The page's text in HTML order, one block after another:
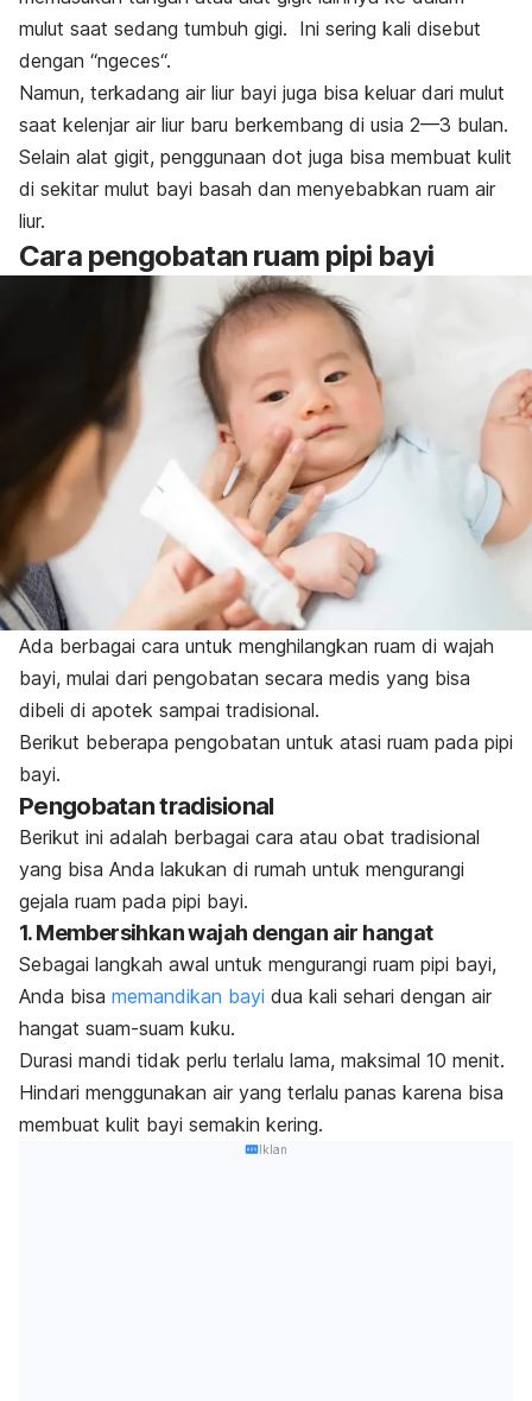
mulut saat sedang tumbuh gigi. Ini sering kali disebut
dengan “ngeces“.
Namun, terkadang air liur bayi juga bisa keluar dari mulut
saat kelenjar air liur baru berkembang di usia 2—3 bulan.
Selain alat gigit, penggunaan dot juga bisa membuat kulit
di sekitar mulut bayi basah dan menyebabkan ruam air
liur.
Cara pengobatan ruam pipi bayi
Ada berbagai cara untuk menghilangkan ruam di wajah
bayi, mulai dari pengobatan secara medis yang bisa
dibeli di apotek sampai tradisional.
Berikut beberapa pengobatan untuk atasi ruam pada pipi
bayi.
Pengobatan tradisional
Berikut ini adalah berbagai cara atau obat tradisional
yang bisa Anda lakukan di rumah untuk mengurangi
gejala ruam pada pipi bayi.
1. Membersihkan wajah dengan air hangat
Sebagai langkah awal untuk mengurangi ruam pipi bayi,
Anda bisa memandikan bayi dua kali sehari dengan air
hangat suam-suam kuku.
Durasi mandi tidak perlu terlalu lama, maksimal 10 menit.
Hindari menggunakan air yang terlalu panas karena bisa
membuat kulit bayi semakin kering.
Iklan